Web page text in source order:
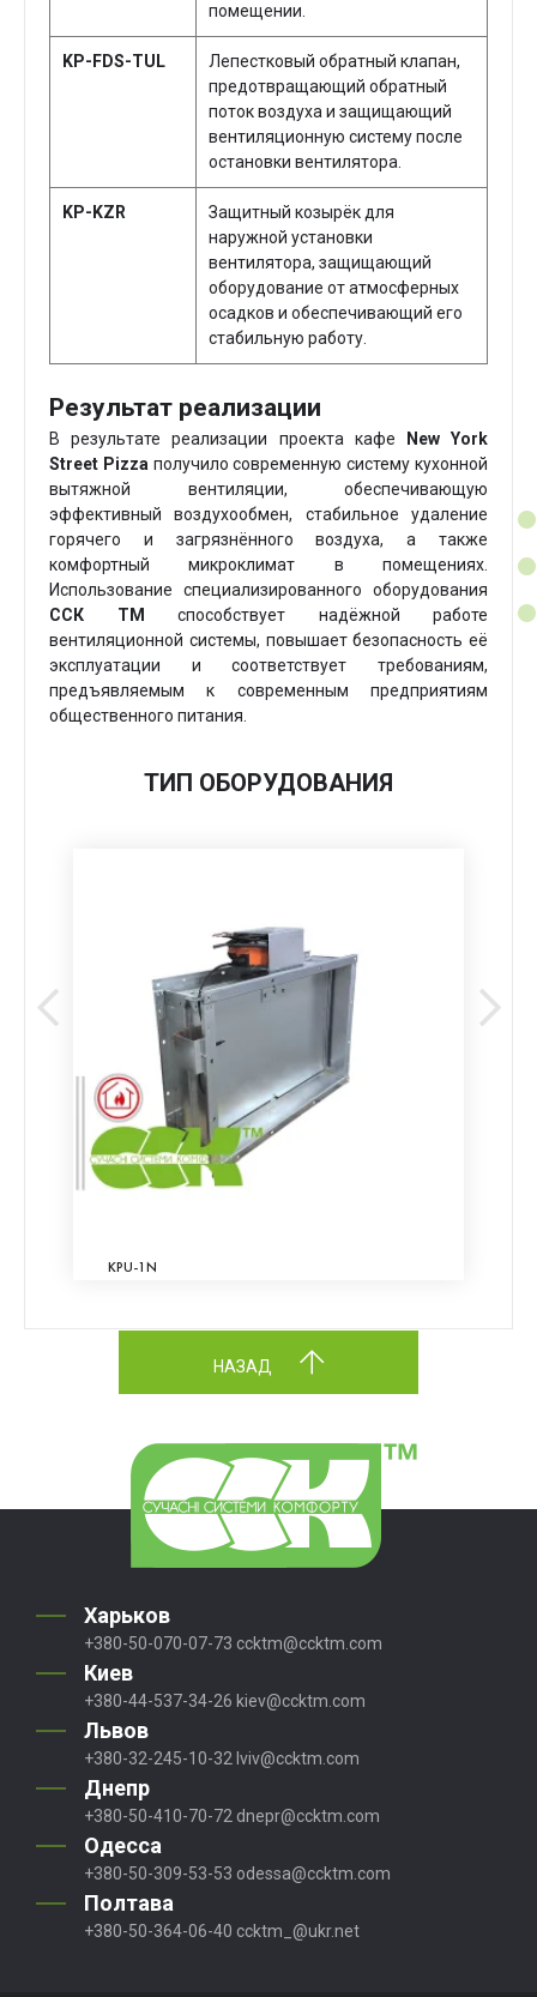
помещении.
KP-FDS-TUL
Лепестковый обратный клапан,
предотвращающий обратный
поток воздуха и защищающий
вентиляционную систему после
остановки вентилятора.
KP-KZR
Защитный козырёк для
наружной установки
вентилятора, защищающий
оборудование от атмосферных
осадков и обеспечивающий его
стабильную работу.
Результат реализации
В результате реализации проекта кафе
New York
Street Pizza получило современную систему кухонной
вытяжной вентиляции, обеспечивающую
эффективный воздухообмен, стабильное удаление
горячего и загрязнённого воздуха, а также
комфортный микроклимат в помещениях.
Использование специализированного оборудования
ССК ТМ
способствует надёжной работе
вентиляционной системы, повышает безопасность её
эксплуатации и соответствует требованиям,
предъявляемым к современным предприятиям
общественного питания.
ТИП ОБОРУДОВАНИЯ
KPU-1N
НАЗАД
Харьков
+380-50-070-07-73 ccktm@ccktm.com
Киев
+380-44-537-34-26 kiev@ccktm.com
Львов
+380-32-245-10-32 lviv@ccktm.com
Днепр
+380-50-410-70-72 dnepr@ccktm.com
Одесса
+380-50-309-53-53 odessa@ccktm.com
Полтава
+380-50-364-06-40 ccktm_@ukr.net